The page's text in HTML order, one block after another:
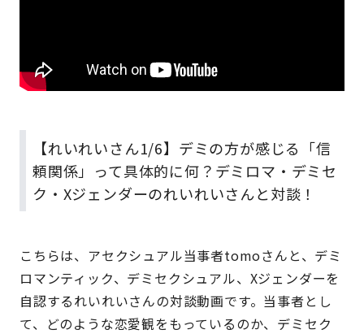
【れいれいさん1/6】デミの方が感じる「信
頼関係」って具体的に何？デミロマ・デミセ
ク・Xジェンダーのれいれいさんと対談！
こちらは、アセクシュアル当事者tomoさんと、デミ
ロマンティック、デミセクシュアル、Xジェンダーを
自認するれいれいさんの対談動画です。当事者とし
て、どのような恋愛観をもっているのか、デミセク